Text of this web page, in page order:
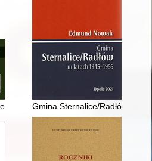
w Wojsku Polskim
Gmina Sternalice/Radłów w